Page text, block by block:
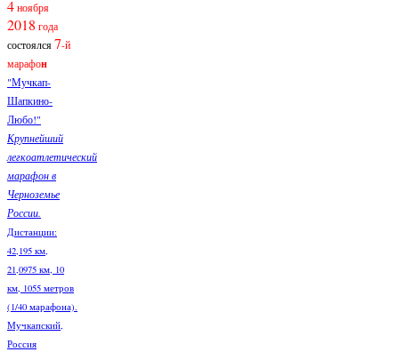
4ноября
2018 года
состоялся7-й
марафон
"Мучкап-
Шапкино-
Любо!"
Крупнейший
легкоатлетический
марафон в
Черноземье
России.
Дистанции:
42,195 км,
21,0975 км, 10
км, 1055 метров
(1/40 марафона).
Мучкапский,
Россия